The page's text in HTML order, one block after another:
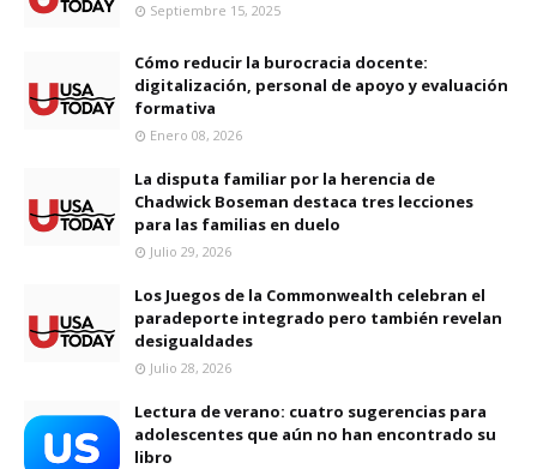
Septiembre 15, 2025
Cómo reducir la burocracia docente:
digitalización, personal de apoyo y evaluación
formativa
Enero 08, 2026
La disputa familiar por la herencia de
Chadwick Boseman destaca tres lecciones
para las familias en duelo
Julio 29, 2026
Los Juegos de la Commonwealth celebran el
paradeporte integrado pero también revelan
desigualdades
Julio 28, 2026
Lectura de verano: cuatro sugerencias para
adolescentes que aún no han encontrado su
libro